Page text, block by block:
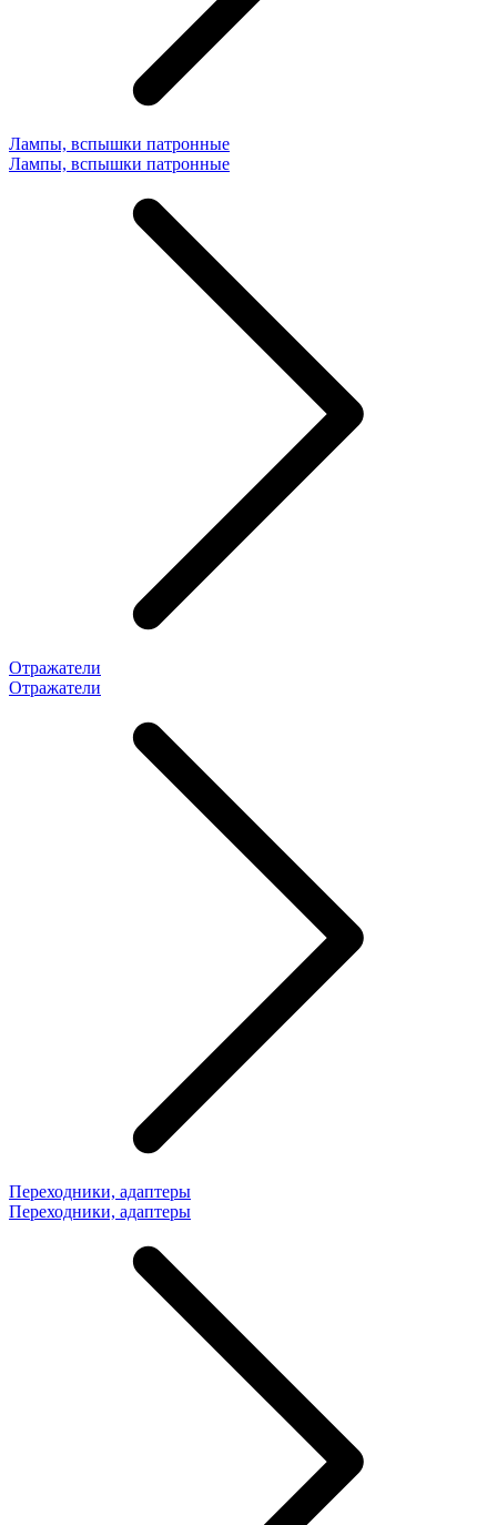
Лампы, вспышки патронные
Лампы, вспышки патронные
Отражатели
Отражатели
Переходники, адаптеры
Переходники, адаптеры